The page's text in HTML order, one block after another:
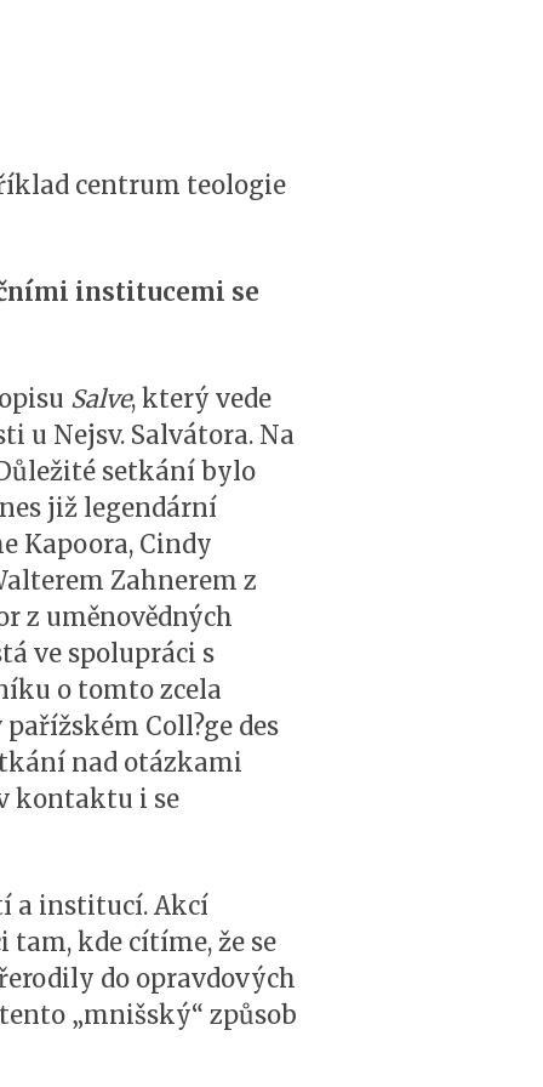
centrum teologie
institucemi se
Salve, který vede
u Nejsv. Salvátora. Na
setkání bylo
již legendární
Kapoora, Cindy
Zahnerem z
z uměnovědných
ve spolupráci s
o tomto zcela
Coll?ge des
nad otázkami
kontaktu i se
a institucí. Akcí
tam, kde cítíme, že se
do opravdových
„mnišský“ způsob